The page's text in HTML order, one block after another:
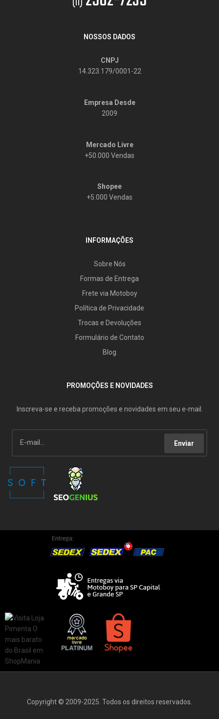
(11)
NOSSOS DADOS
CNPJ
14.323.179/0001-22
Empresa Desde
2009
Mercado Livre
+50.000 Vendas
Shopee
+5.000 Vendas
INFORMAÇÕES
Sobre Nós
Formas de Entrega
Frete via Motoboy
Política de Privacidade
Trocas e Devoluções
Formulário de Contato
Blog
PROMOÇÕES E NOVIDADES
Inscreva-se e receba promoções e novidades em seu e-mail.
Enviar
Copyright © 2009-2025. Todos os direitos reservados.